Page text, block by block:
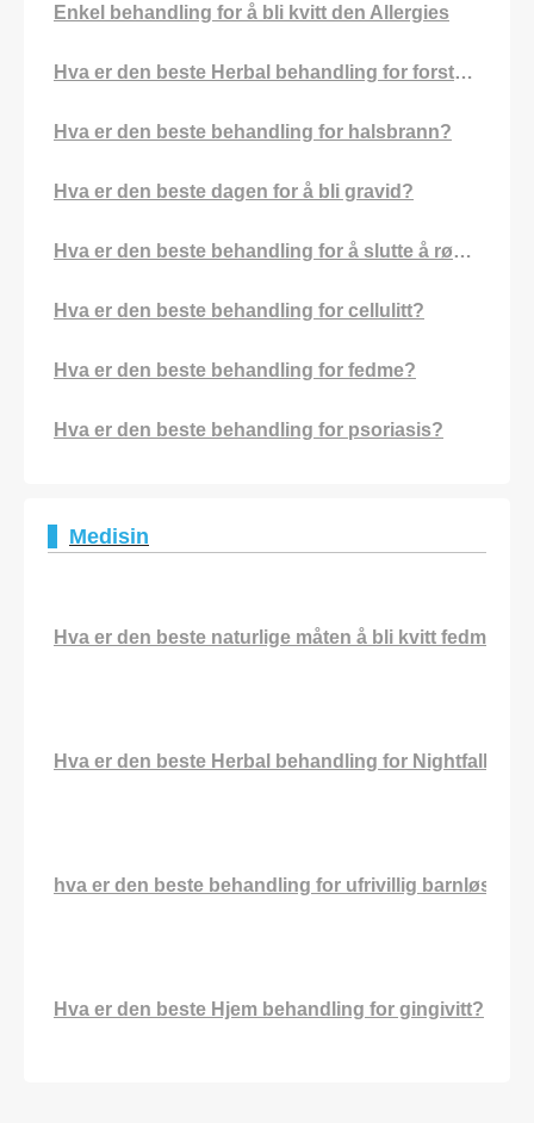
Enkel behandling for å bli kvitt den Allergies
Hva er den beste Herbal behandling for forstoppelse?
Hva er den beste behandling for halsbrann?
Hva er den beste dagen for å bli gravid?
Hva er den beste behandling for å slutte å røyke?
Hva er den beste behandling for cellulitt?
Hva er den beste behandling for fedme?
Hva er den beste behandling for psoriasis?
Medisin
Hva er den beste naturlige måten å bli kvitt fedme?
Hva er den beste Herbal behandling for Nightfall?
hva er den beste behandling for ufrivillig barnløshet?
Hva er den beste Hjem behandling for gingivitt?